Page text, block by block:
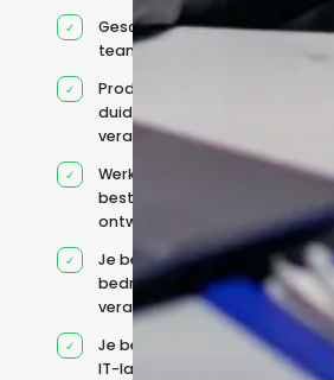
Geschikt voor hybride
teams
Productcontext en
duidelijke
verantwoordelijkheden
Werkt binnen jouw
bestaande
ontwikkelteam
Je behoudt jouw
bedrijfs- en IT-
verantwoordelijkheden
Je beheert jouw eigen
IT-landschap